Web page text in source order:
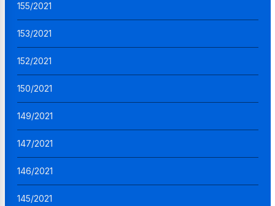
155/2021
153/2021
152/2021
150/2021
149/2021
147/2021
146/2021
145/2021